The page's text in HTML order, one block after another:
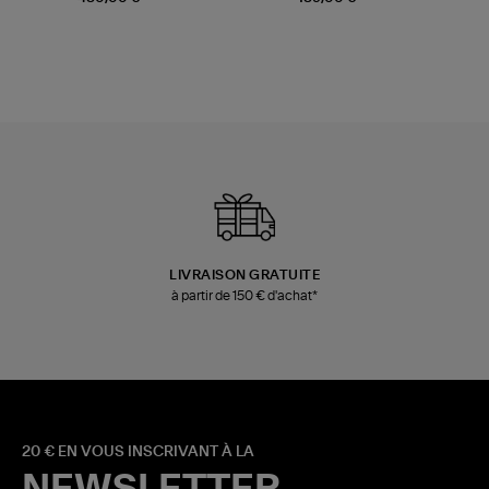
LIVRAISON GRATUITE
à partir de 150 € d'achat*
20 € EN VOUS INSCRIVANT À LA